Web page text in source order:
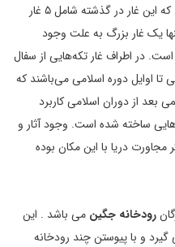
دچار تخریب‌های شدیدی شده به طوری که این غار در گذشته شامل ۵ غار
تنها یک غار بزرگ به علت وجود
در اطراف غار تکه‌هایی از سفال‌
اوایل دوره اسلامی می‌باشند که
از دوران اسلامی کاربرد
ساخته شده است. وجود آثار و
مجاورت دریا با این مکان بوده
رودخانه جگین می باشد . اين
و با پيوستن چند رودخانه